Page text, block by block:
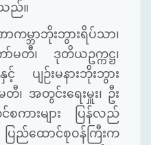
သည်။
ကမ္ဘာဘိုးဘွားရိပ်သာ၊
မတီ၊
ဒုတိယဥက္ကဋ္ဌ၊
နှင့်
ပျဉ်းမနားဘိုးဘွား
တီ၊ အတွင်းရေးမှူး၊ ဦး
စကားများ
ပြန်လည်
ပြည်ထောင်စုဝန်ကြီးက